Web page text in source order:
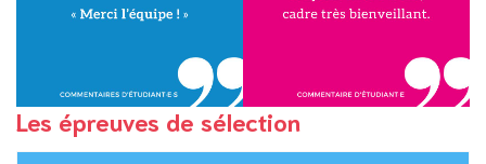
Les épreuves de sélection